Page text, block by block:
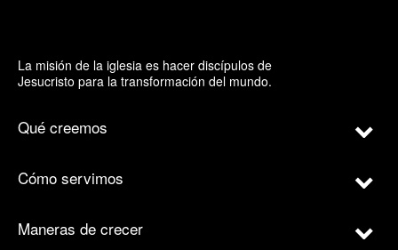
La misión de la iglesia es hacer discípulos de
Jesucristo para la transformación del mundo.
Qué creemos
Cómo servimos
Maneras de crecer